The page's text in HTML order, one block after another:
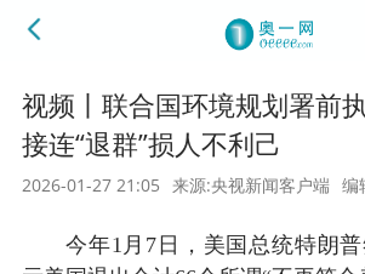
视频丨联合国环境规划署前
接连“退群”损人不利己
2026-01-27 21:05 来源:央视新闻客户端 编
今年1月7日，美国总统特朗